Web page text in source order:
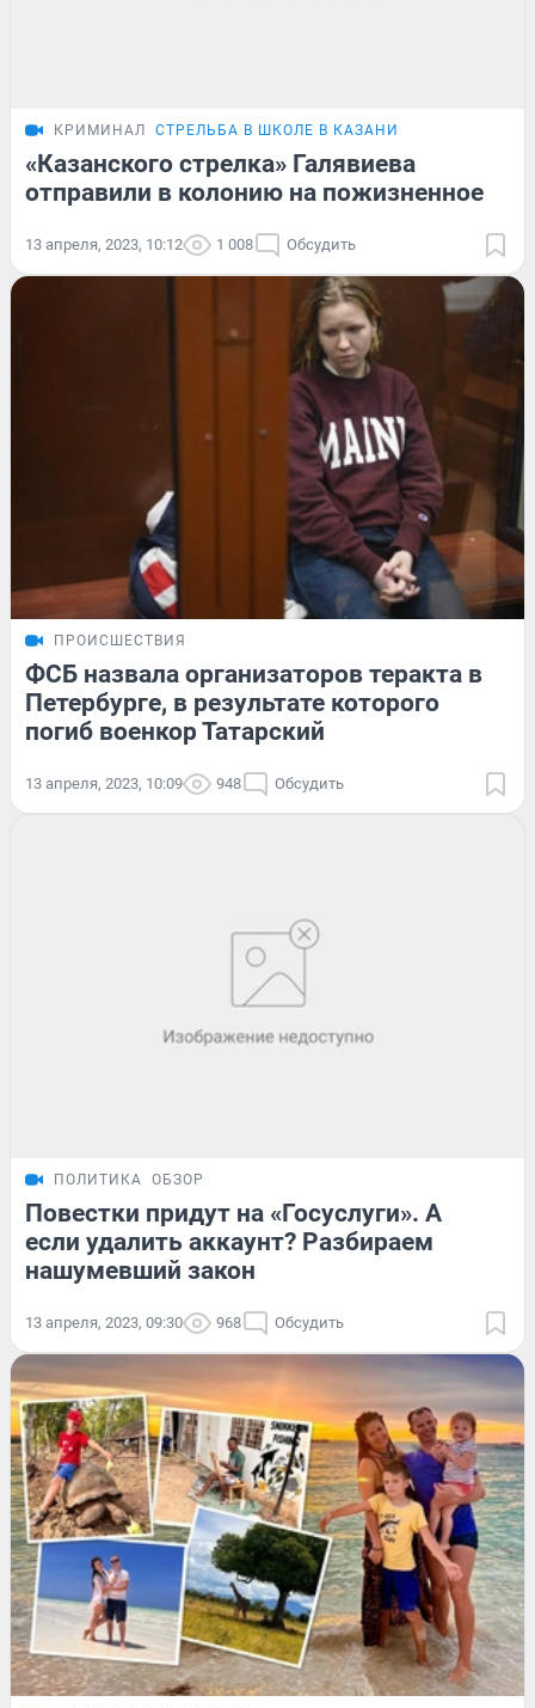
КРИМИНАЛ СТРЕЛЬБА В ШКОЛЕ В КАЗАНИ
«Казанского стрелка» Галявиева
отправили в колонию на пожизненное
13 апреля, 2023, 10:12 1 008 Обсудить
ПРОИСШЕСТВИЯ
ФСБ назвала организаторов теракта в
Петербурге, в результате которого
погиб военкор Татарский
13 апреля, 2023, 10:09 948 Обсудить
ПОЛИТИКА ОБЗОР
Повестки придут на «Госуслуги». А
если удалить аккаунт? Разбираем
нашумевший закон
13 апреля, 2023, 09:30 968 Обсудить